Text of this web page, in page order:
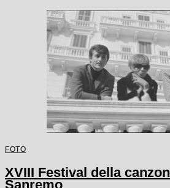
FOTO
XVIII Festival della
Sanremo